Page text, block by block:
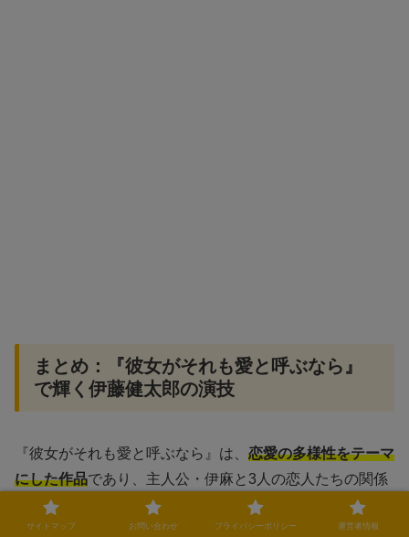
まとめ：『彼女がそれも愛と呼ぶなら』
で輝く伊藤健太郎の演技
『彼女がそれも愛と呼ぶなら』は、 恋愛の多様性をテーマ
にした作品であり、主人公・伊麻と3人の恋人たちの関係
を通じて「愛とは何か？」を問いかけます。
サイトマップ お問い合わせ プライバシーポリシー 運営者情報